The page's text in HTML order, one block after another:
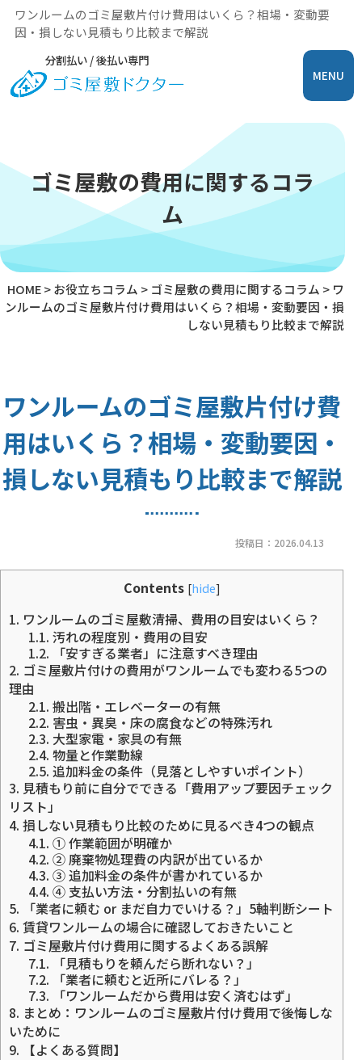
ワンルームのゴミ屋敷片付け費用はいくら？相場・変動要
因・損しない見積もり比較まで解説
分割払い / 後払い専門
MENU
ゴミ屋敷の費用に関するコラ
ム
HOME>お役立ちコラム > ゴミ屋敷の費用に関するコラム > ワ
ンルームのゴミ屋敷片付け費用はいくら？相場・変動要因・損
しない見積もり比較まで解説
ワンルームのゴミ屋敷片付け費
用はいくら？相場・変動要因・
損しない見積もり比較まで解説
投稿日： 2026.04.13
Contents [hide]
1. ワンルームのゴミ屋敷清掃、費用の目安はいくら？
1.1. 汚れの程度別・費用の目安
1.2. 「安すぎる業者」に注意すべき理由
2. ゴミ屋敷片付けの費用がワンルームでも変わる5つの
理由
2.1. 搬出階・エレベーターの有無
2.2. 害虫・異臭・床の腐食などの特殊汚れ
2.3. 大型家電・家具の有無
2.4. 物量と作業動線
2.5. 追加料金の条件（見落としやすいポイント）
3. 見積もり前に自分でできる「費用アップ要因チェック
リスト」
4. 損しない見積もり比較のために見るべき4つの観点
4.1. ① 作業範囲が明確か
4.2. ② 廃棄物処理費の内訳が出ているか
4.3. ③ 追加料金の条件が書かれているか
4.4. ④ 支払い方法・分割払いの有無
5. 「業者に頼む or まだ自力でいける？」5軸判断シート
6. 賃貸ワンルームの場合に確認しておきたいこと
7. ゴミ屋敷片付け費用に関するよくある誤解
7.1. 「見積もりを頼んだら断れない？」
7.2. 「業者に頼むと近所にバレる？」
7.3. 「ワンルームだから費用は安く済むはず」
8. まとめ：ワンルームのゴミ屋敷片付け費用で後悔しな
いために
9. 【よくある質問】